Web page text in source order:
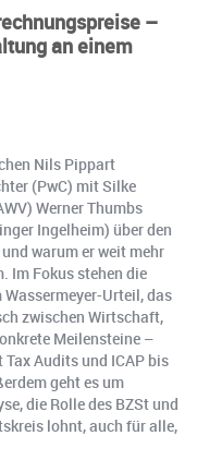
–
an einem
Nils Pippart
(PwC) mit Silke
Werner Thumbs
Ingelheim) über den
warum er weit mehr
Im Fokus stehen die
Urteil, das
zwischen Wirtschaft,
Meilensteine –
Audits und ICAP bis
geht es um
die Rolle des BZSt und
lohnt, auch für alle,